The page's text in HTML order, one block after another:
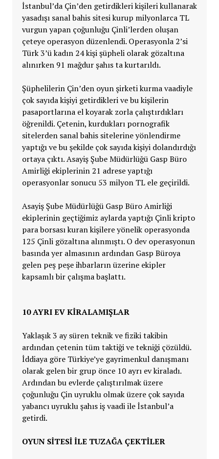
İstanbul’da Çin’den getirdikleri kişileri kullanarak
yasadışı sanal bahis sitesi kurup milyonlarca TL
vurgun yapan çoğunluğu Çinli’lerden oluşan
çeteye operasyon düzenlendi. Operasyonla 2’si
Türk 3’ü kadın 24 kişi şüpheli olarak gözaltına
alınırken 91 mağdur şahıs ta kurtarıldı.
Şüphelilerin Çin’den oyun şirketi kurma vaadiyle
çok sayıda kişiyi getirdikleri ve bu kişilerin
pasaportlarına el koyarak zorla çalıştırdıkları
öğrenildi. Çetenin, kurdukları pornografik
sitelerden sanal bahis sitelerine yönlendirme
yaptığı ve bu şekilde çok sayıda kişiyi dolandırdığı
ortaya çıktı. Asayiş Şube Müdürlüğü Gasp Büro
Amirliği ekiplerinin 21 adrese yaptığı
operasyonlar sonucu 53 milyon TL ele geçirildi.
Asayiş Şube Müdürlüğü Gasp Büro Amirliği
ekiplerinin geçtiğimiz aylarda yaptığı Çinli kripto
para borsası kuran kişilere yönelik operasyonda
125 Çinli gözaltına alınmıştı. O dev operasyonun
basında yer almasının ardından Gasp Büroya
gelen peş peşe ihbarların üzerine ekipler
kapsamlı bir çalışma başlattı.
10 AYRI EV KİRALAMIŞLAR
Yaklaşık 3 ay süren teknik ve fiziki takibin
ardından çetenin tüm taktiği ve tekniği çözüldü.
İddiaya göre Türkiye’ye gayrimenkul danışmanı
olarak gelen bir grup önce 10 ayrı ev kiraladı.
Ardından bu evlerde çalıştırılmak üzere
çoğunluğu Çin uyruklu olmak üzere çok sayıda
yabancı uyruklu şahıs iş vaadi ile İstanbul’a
getirdi.
OYUN SİTESİ İLE TUZAĞA ÇEKTİLER